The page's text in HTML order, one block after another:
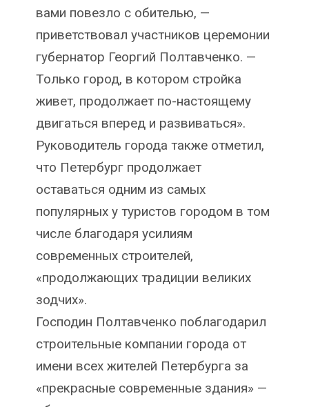
вами повезло с обителью, —
приветствовал участников церемонии
губернатор Георгий Полтавченко. —
Только город, в котором стройка
живет, продолжает по-настоящему
двигаться вперед и развиваться».
Руководитель города также отметил,
что Петербург продолжает
оставаться одним из самых
популярных у туристов городом в том
числе благодаря усилиям
современных строителей,
«продолжающих традиции великих
зодчих».
Господин Полтавченко поблагодарил
строительные компании города от
имени всех жителей Петербурга за
«прекрасные современные здания» —